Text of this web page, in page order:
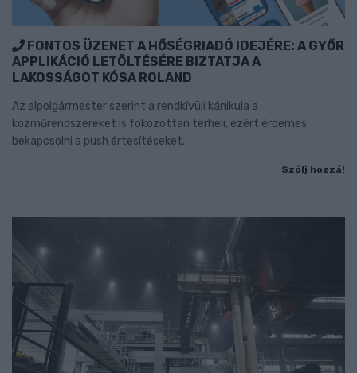
FONTOS ÜZENET A HŐSÉGRIADÓ IDEJÉRE: A GYŐR
APPLIKÁCIÓ LETÖLTÉSÉRE BIZTATJA A
LAKOSSÁGOT KÓSA ROLAND
Az alpolgármester szerint a rendkívüli kánikula a
közműrendszereket is fokozottan terheli, ezért érdemes
bekapcsolni a push értesítéseket.
Szólj hozzá!